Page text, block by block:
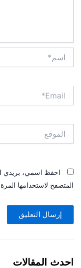
احفظ اسمي، بريدي
المتصفح لاستخدامها
احدث المقالات